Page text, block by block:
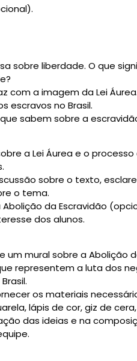
sobre liberdade. O que
com a imagem da Lei
escravos no Brasil.
sabem sobre a
a Lei Áurea e o
sobre o texto,
o tema.
da Escravidão
dos alunos.
um mural sobre a Abolição
representem a luta dos
os materiais
lápis de cor, giz de
das ideias e na